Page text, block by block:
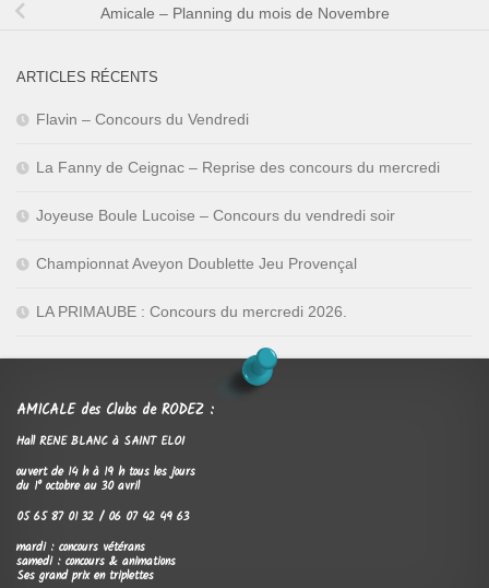
Amicale – Planning du mois de Novembre
ARTICLES RÉCENTS
Flavin – Concours du Vendredi
La Fanny de Ceignac – Reprise des concours du mercredi
Joyeuse Boule Lucoise – Concours du vendredi soir
Championnat Aveyon Doublette Jeu Provençal
LA PRIMAUBE : Concours du mercredi 2026.
AMICALE des Clubs de RODEZ :
Hall RENE BLANC à SAINT ELOI
ouvert de 14 h à 19 h tous les jours
du 1° octobre au 30 avril
05 65 87 01 32 / 06 07 42 49 63
mardi : concours vétérans
samedi : concours & animations
Ses grand prix en triplettes